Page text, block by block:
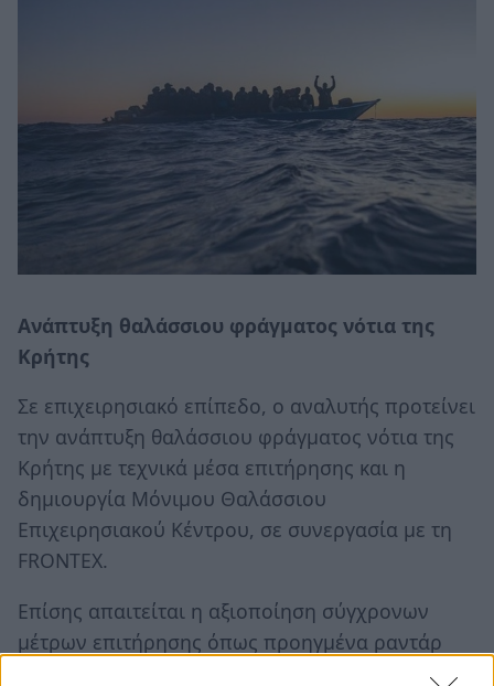
Ανάπτυξη θαλάσσιου φράγματος νότια της
Κρήτης
Σε επιχειρησιακό επίπεδο, ο αναλυτής προτείνει
την ανάπτυξη θαλάσσιου φράγματος νότια της
Κρήτης με τεχνικά μέσα επιτήρησης και η
δημιουργία Μόνιμου Θαλάσσιου
Επιχειρησιακού Κέντρου, σε συνεργασία με τη
FRONTEX.
Επίσης απαιτείται η αξιοποίηση σύγχρονων
μέτρων επιτήρησης όπως προηγμένα ραντάρ